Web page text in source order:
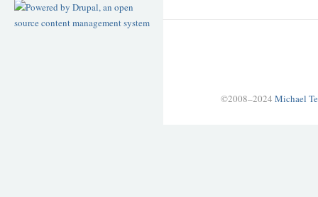
©2008–2024 Michael